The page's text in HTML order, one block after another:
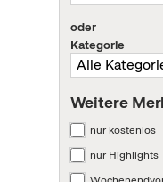
oder
Kategorie
Weitere
nur kostenlos
nur Highlights